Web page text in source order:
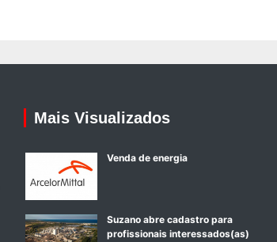
Mais Visualizados
Venda de energia
Suzano abre cadastro para
profissionais interessados(as)